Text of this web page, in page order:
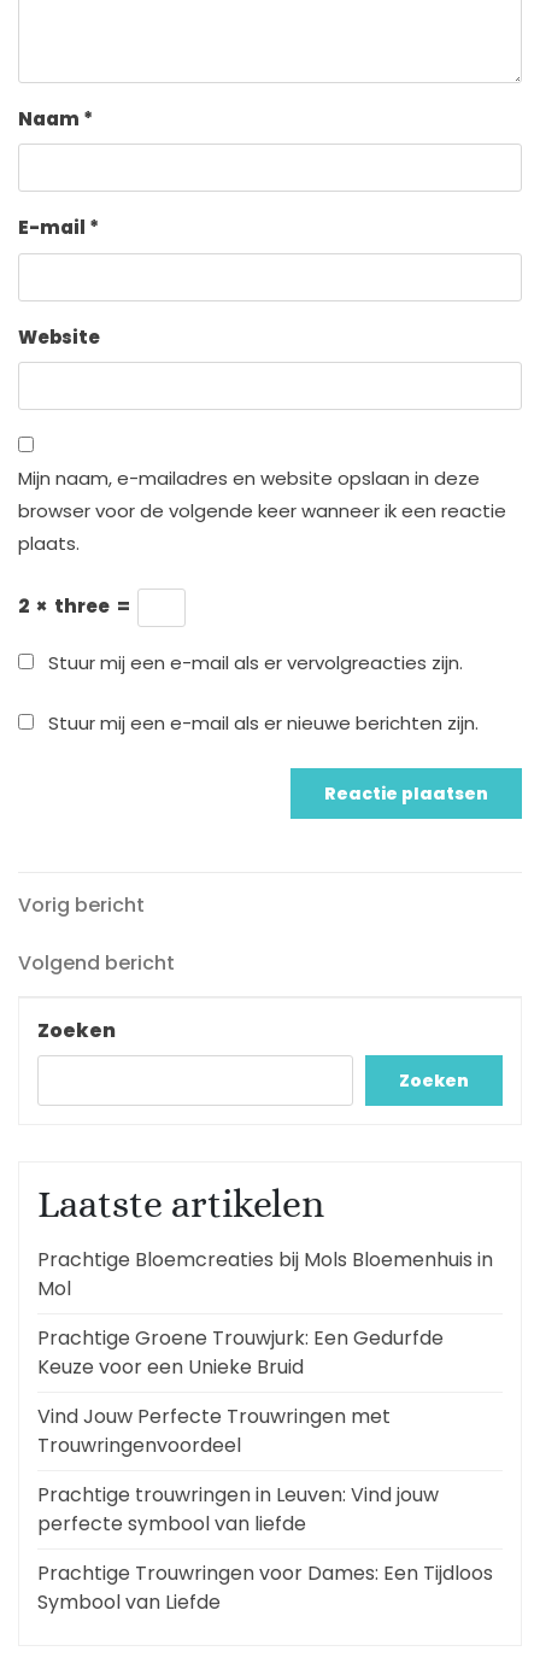
Naam *
E-mail *
Website
Mijn naam, e-mailadres en website opslaan in deze
browser voor de volgende keer wanneer ik een reactie
plaats.
2 × three =
Stuur mij een e-mail als er vervolgreacties zijn.
Stuur mij een e-mail als er nieuwe berichten zijn.
Berichtnavigatie
Vorig
Vorig bericht
Volgend
Volgend bericht
Zoeken
Zoeken
Laatste artikelen
Prachtige Bloemcreaties bij Mols Bloemenhuis in
Mol
Prachtige Groene Trouwjurk: Een Gedurfde
Keuze voor een Unieke Bruid
Vind Jouw Perfecte Trouwringen met
Trouwringenvoordeel
Prachtige trouwringen in Leuven: Vind jouw
perfecte symbool van liefde
Prachtige Trouwringen voor Dames: Een Tijdloos
Symbool van Liefde